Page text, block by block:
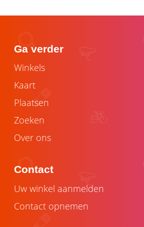
Ga verder
Winkels
Kaart
Plaatsen
Zoeken
Over ons
Contact
Uw winkel aanmelden
Contact opnemen